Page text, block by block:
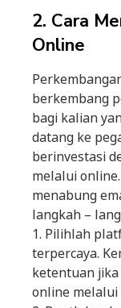
2. Cara
Online
berkembang
bagi kalian
datang ke
berinvestasi
melalui
menabung
langkah –
1. Pilihlah
terpercaya.
ketentuan jika
online